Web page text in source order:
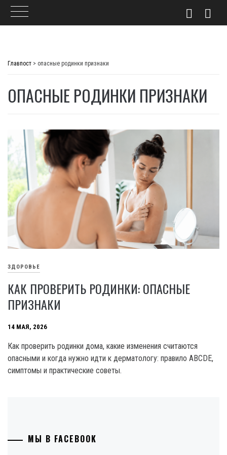
Главпост > опасные родинки признаки
ОПАСНЫЕ РОДИНКИ ПРИЗНАКИ
ЗДОРОВЬЕ
КАК ПРОВЕРИТЬ РОДИНКИ: ОПАСНЫЕ
ПРИЗНАКИ
14 МАЯ, 2026
Как проверить родинки дома, какие изменения считаются
опасными и когда нужно идти к дерматологу: правило ABCDE,
симптомы и практические советы.
МЫ В FACEBOOK